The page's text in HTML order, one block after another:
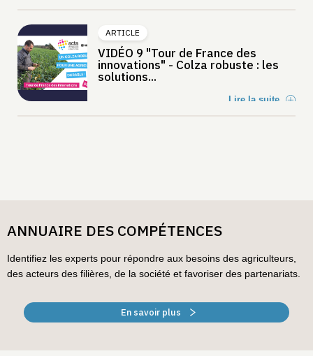
ARTICLE
VIDÉO 9 "Tour de France des
innovations" - Colza robuste : les
solutions...
Lire la suite
ANNUAIRE DES COMPÉTENCES
Identifiez les experts pour répondre aux besoins des agriculteurs,
des acteurs des filières, de la société et favoriser des partenariats.
En savoir plus